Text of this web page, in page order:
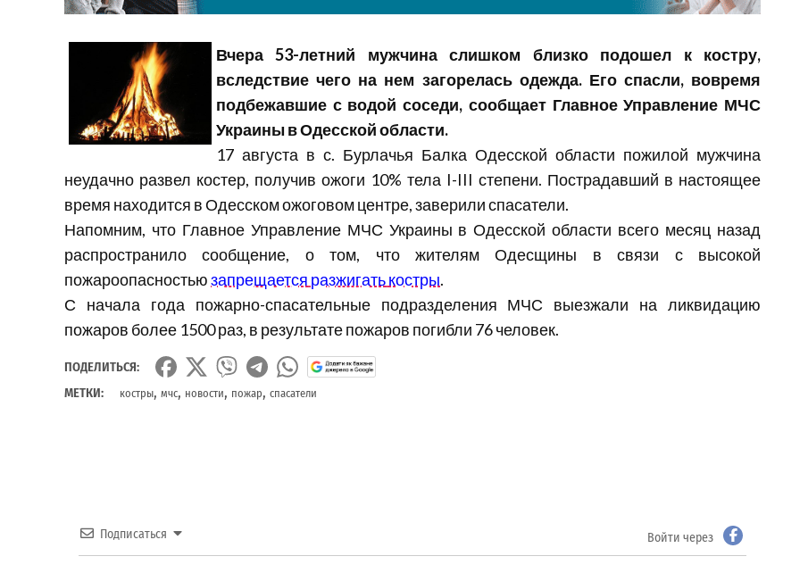
Вчера 53-летний мужчина слишком близко подошел к костру,
вследствие чего на нем загорелась одежда. Его спасли, вовремя
подбежавшие с водой соседи, сообщает Главное Управление МЧС
УкраинывОдесскойобласти.
17 августа в с. Бурлачья Балка Одесской области пожилой мужчина
неудачно развел костер, получив ожоги 10% тела I-III степени. Пострадавший в настоящее
время находится вОдесскоможоговомцентре,заверилиспасатели.
Напомним, что Главное УправлениеМЧС Украины вОдесской области всего месяц назад
распространило
сообщение, о том, чтожителям Одесщины всвязи с высокой
пожароопасностьюзапрещается разжигатькостры.
С начала года пожарно-спасательные подразделения МЧС выезжали на ликвидацию
пожаров более 1500 раз, в результатепожаров погибли 76человек.
ПОДЕЛИТЬСЯ:
МЕТКИ:
костры, мчс, новости, пожар, спасатели
Подписаться Войти через